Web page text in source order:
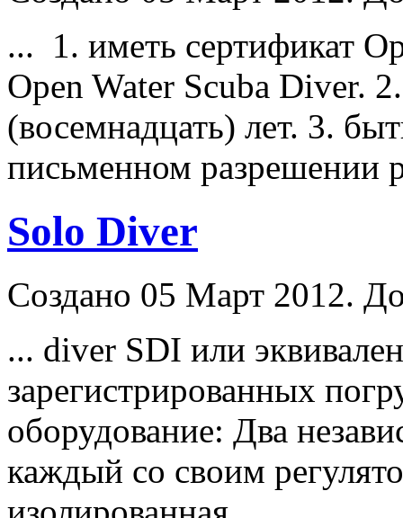
... 1. иметь сертификат
Open Water Scuba Diver.
(восемнадцать) лет. 3.
письменном разрешении
Solo Diver
Создано 05 Март 2012.
... diver SDI или
зарегистрированных
оборудование: Два
каждый со своим